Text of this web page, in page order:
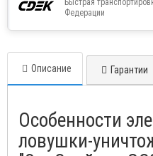
Быстрая
Федерации
Описание Гарантии
Особенности
ловушки-